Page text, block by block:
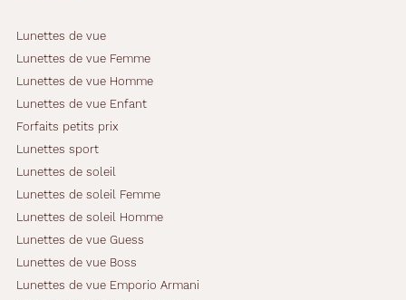
Lunettes de vue
Lunettes de vue Femme
Lunettes de vue Homme
Lunettes de vue Enfant
Forfaits petits prix
Lunettes sport
Lunettes de soleil
Lunettes de soleil Femme
Lunettes de soleil Homme
Lunettes de vue Guess
Lunettes de vue Boss
Lunettes de vue Emporio Armani